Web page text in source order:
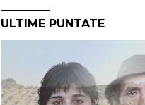
ULTIME PUNTATE